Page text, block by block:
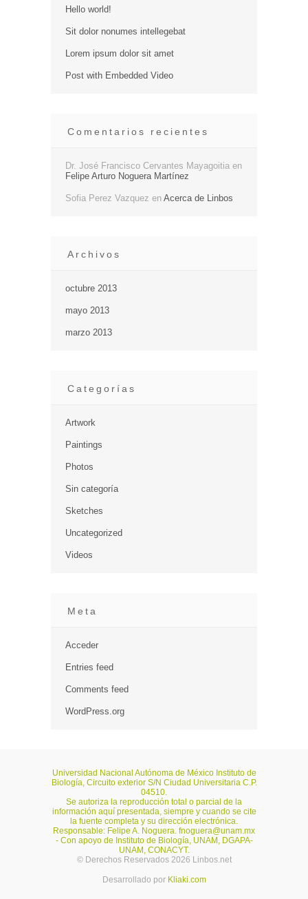
Hello world!
Sit dolor nonumes intellegebat
Lorem ipsum dolor sit amet
Post with Embedded Video
Comentarios recientes
Dr. José Francisco Cervantes Mayagoitia en
Felipe Arturo Noguera Martínez
Sofia Perez Vazquez en Acerca de Linbos
Archivos
octubre 2013
mayo 2013
marzo 2013
Categorías
Artwork
Paintings
Photos
Sin categoría
Sketches
Uncategorized
Videos
Meta
Acceder
Entries feed
Comments feed
WordPress.org
Universidad Nacional Autónoma de México Instituto de
Biología, Circuito exterior S/N Ciudad Universitaria C.P.
04510.
Se autoriza la reproducción total o parcial de la
información aquí presentada, siempre y cuando se cite
la fuente completa y su dirección electrónica.
Responsable: Felipe A. Noguera. fnoguera@unam.mx
- Con apoyo de Instituto de Biología, UNAM, DGAPA-
UNAM, CONACYT.
© Derechos Reservados 2026 Linbos.net
Desarrollado por Kliaki.com